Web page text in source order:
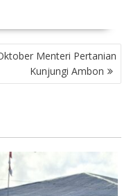
Menteri Pertanian
Kunjungi Ambon